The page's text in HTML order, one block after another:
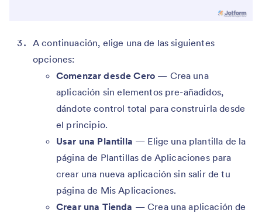
A continuación, elige una de las siguientes
opciones:
Comenzar desde Cero — Crea una
aplicación sin elementos pre-añadidos,
dándote control total para construirla desde
el principio.
Usar una Plantilla — Elige una plantilla de la
página de Plantillas de Aplicaciones para
crear una nueva aplicación sin salir de tu
página de Mis Aplicaciones.
Crear una Tienda — Crea una aplicación de